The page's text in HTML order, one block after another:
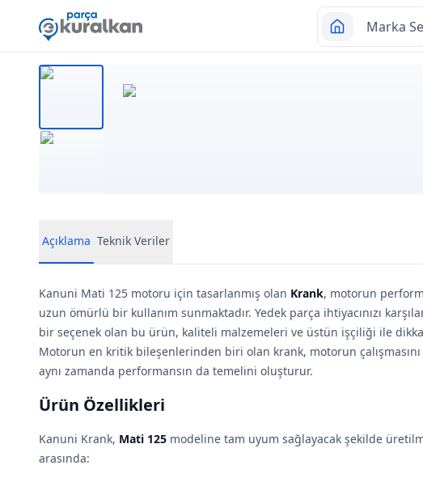
Açıklama Teknik Veriler
Kanuni Mati 125 motoru için tasarlanmış olan Krank, motorun
uzun ömürlü bir kullanım sunmaktadır. Yedek parça ihtiyacınızı
bir seçenek olan bu ürün, kaliteli malzemeleri ve üstün işçiliği ile
Motorun en kritik bileşenlerinden biri olan krank, motorun
aynı zamanda performansın da temelini oluşturur.
Ürün Özellikleri
Kanuni Krank, Mati 125 modeline tam uyum sağlayacak şekilde
arasında: